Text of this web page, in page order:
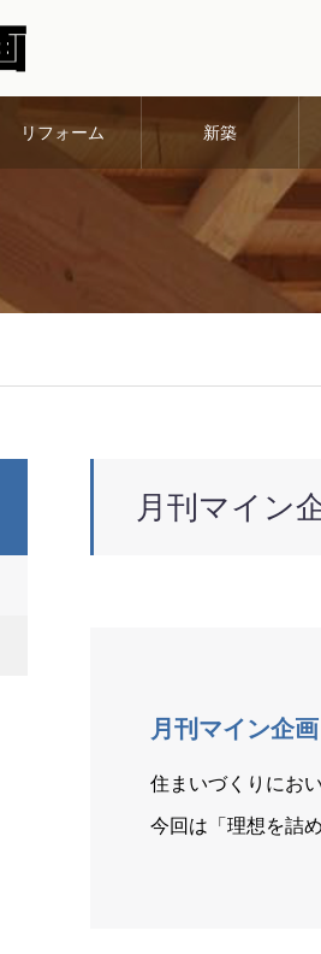
リフォーム 新築
月刊マイン
月刊マイン企
住まいづくりにお
今回は「理想を詰